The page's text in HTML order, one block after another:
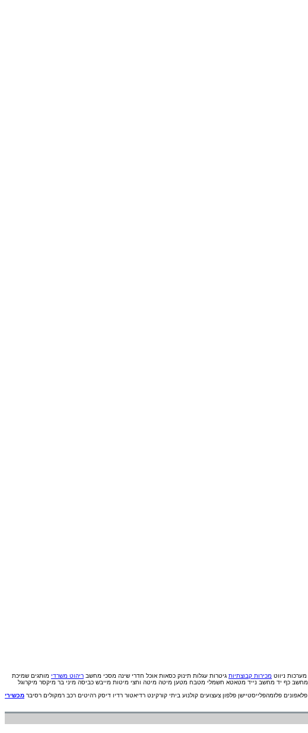
מערכות ניווט מכירות קבוצתיות גיטרות עגלות תינוק כסאות אוכל חדרי שינה מסכי מחשב ריהוט משרדי מותגים שמיכת
מחשב כף יד מחשב נייד מטאטא חשמלי מטבח מטען מיטה מיטה וחצי מיטות מייבש כביסה מיני בר מיקסר מיקרוגל
פלאפונים פלזמהפלייסטיישן פלפון צעצועים קולנוע ביתי קורקינט רדיאטור רדיו דיסק רהיטים רכב רמקולים רסיבר מכשירי